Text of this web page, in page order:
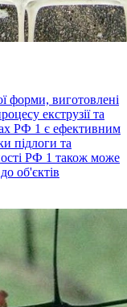
форми, виготовлені
екструзії та
РФ 1 є ефективним
підлоги та
РФ 1 також може
об'єктів